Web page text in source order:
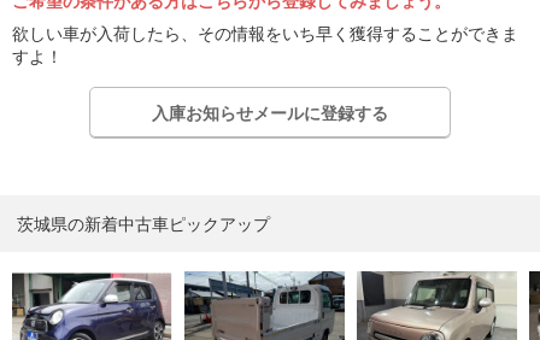
欲しい車が入荷したら、その情報をいち早く獲得することができま
すよ！
入庫お知らせメールに登録する
茨城県の新着中古車ピックアップ